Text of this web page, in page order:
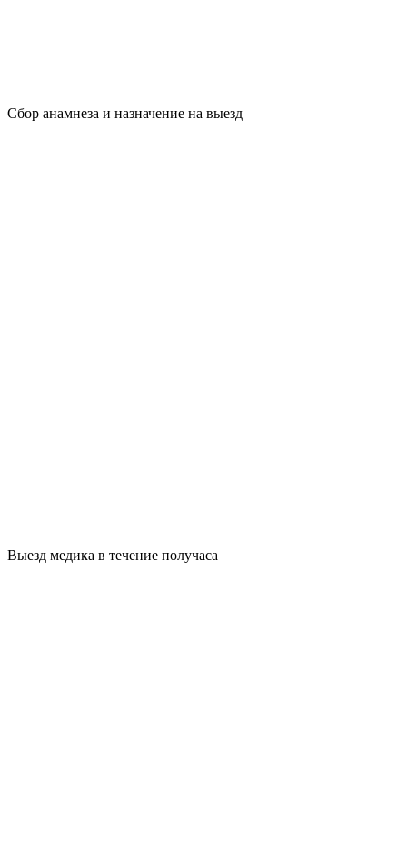
Сбор анамнеза и назначение на выезд
Выезд медика в течение получаса